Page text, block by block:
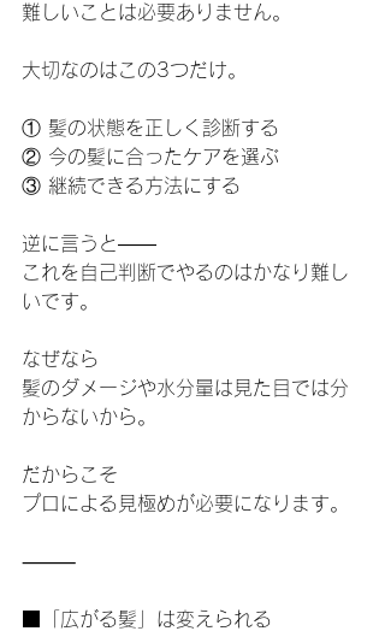
難しいことは必要ありません。
大切なのはこの3つだけ。
① 髪の状態を正しく診断する
② 今の髪に合ったケアを選ぶ
③ 継続できる方法にする
逆に言うと――
これを自己判断でやるのはかなり難し
いです。
なぜなら
髪のダメージや水分量は見た目では分
からないから。
だからこそ
プロによる見極めが必要になります。
⸻
■「広がる髪」は変えられる